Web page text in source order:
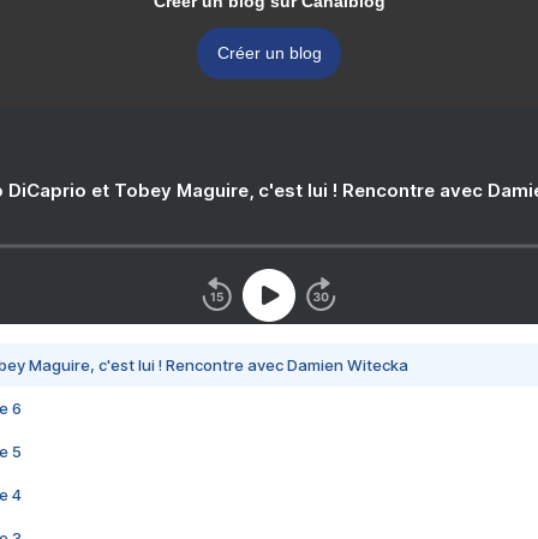
Créer un blog
DiCaprio et Tobey Maguire, c'est lui ! Rencontre avec
Maguire, c'est lui ! Rencontre avec Damien Witecka
6
5
4